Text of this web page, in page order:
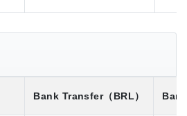
Bank Transfer（BRL）